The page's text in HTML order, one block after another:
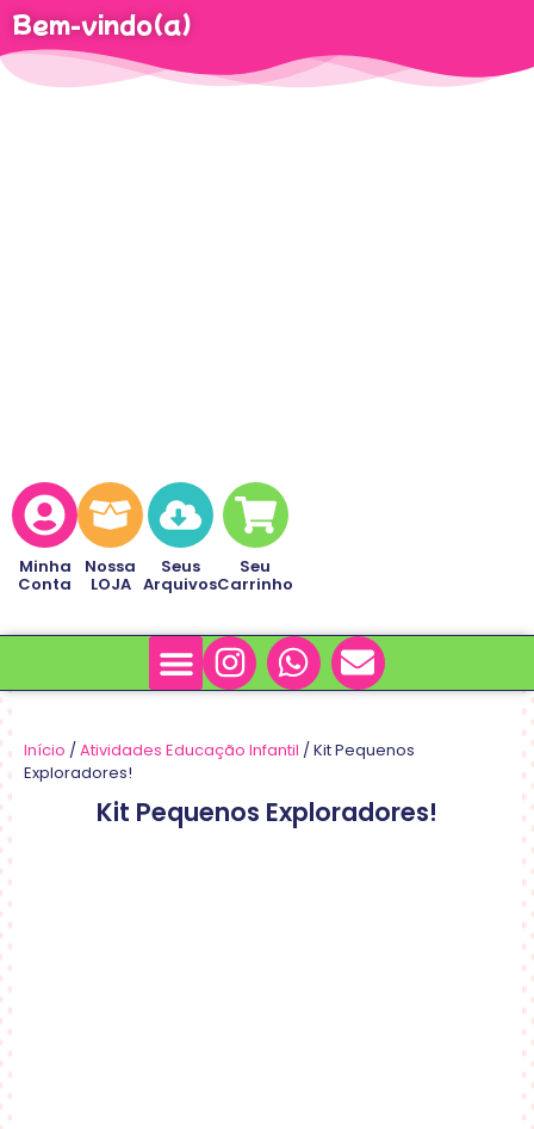
Bem-vindo(a)
Minha
Conta
Nossa
LOJA
Seus
Arquivos
Seu
Carrinho
Início /Atividades Educação Infantil / Kit Pequenos
Exploradores!
Kit Pequenos Exploradores!